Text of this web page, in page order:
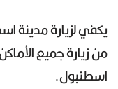
من زيارة جميع
اسطنبول.